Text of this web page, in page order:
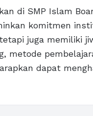
di SMP Islam
komitmen
juga memiliki
metode
dapat